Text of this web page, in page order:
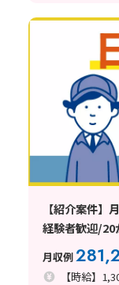
【紹介案件
経験者歓迎/20
可能/日払い・
月収例
【時給】